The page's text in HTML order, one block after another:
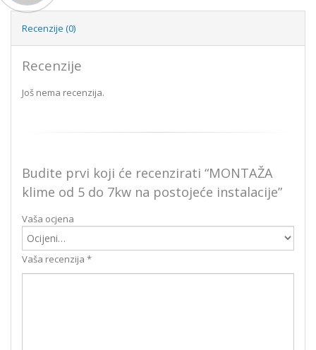
Recenzije (0)
Recenzije
Još nema recenzija.
Budite prvi koji će recenzirati “MONTAŽA
klime od 5 do 7kw na postojeće instalacije”
Vaša ocjena
Vaša recenzija *